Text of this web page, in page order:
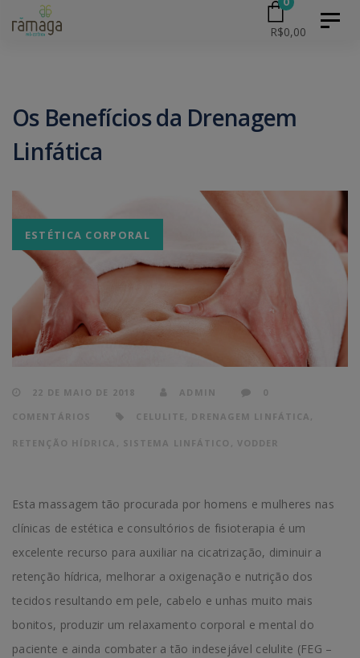
Skip
Skip
content
R$0,00
Os Benefícios da Drenagem
Linfática
ESTÉTICA CORPORAL
22 DE MAIO DE 2018 ADMIN
0
COMENTÁRIOS
CELULITE , DRENAGEM LINFÁTICA ,
RETENÇÃO HÍDRICA SISTEMA LINFÁTICO VODDER
Esta massagem tão procurada por homens e mulheres nas
clínicas de estética e consultórios de fisioterapia é um
excelente recurso para auxiliar na cicatrização, diminuir a
retenção hídrica, melhorar a oxigenação e nutrição dos
tecidos resultando em pele, cabelo e unhas muito mais
bonitos, produzir um relaxamento corporal e mental do
paciente e ainda combater a tão indesejável celulite (FEG –